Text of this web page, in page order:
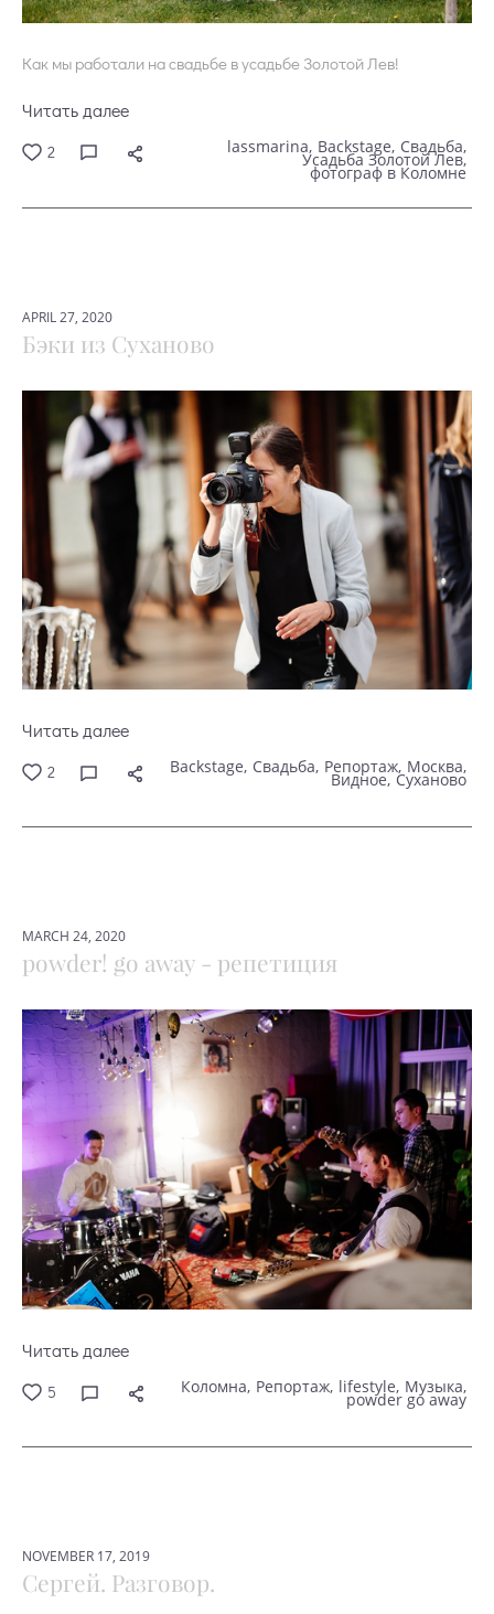
2 lassmarina Backstage Свадьба
Усадьба Золотой Лев
фотограф в Коломне
Как мы работали на свадьбе в усадьбе Золотой Лев!
Читать далее
2 Backstage Свадьба Репортаж Москва
Видное Суханово
Читать далее
APRIL 27, 2020
Бэки из Суханово
5 Коломна Репортаж lifestyle Музыка
powder go away
Читать далее
MARCH 24, 2020
powder! go away - репетиция
NOVEMBER 17, 2019
Сергей. Разговор.